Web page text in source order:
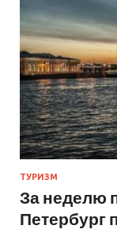
ТУРИЗМ
За неделю
Петербург